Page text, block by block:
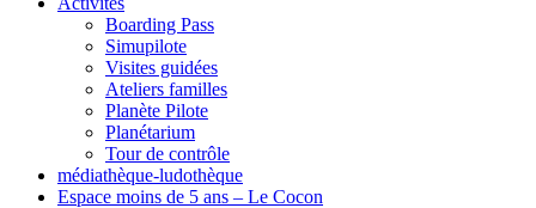
Boarding Pass
Simupilote
Visites guidées
Ateliers familles
Planète Pilote
Planétarium
Tour de contrôle
médiathèque-ludothèque
Espace moins de 5 ans – Le Cocon